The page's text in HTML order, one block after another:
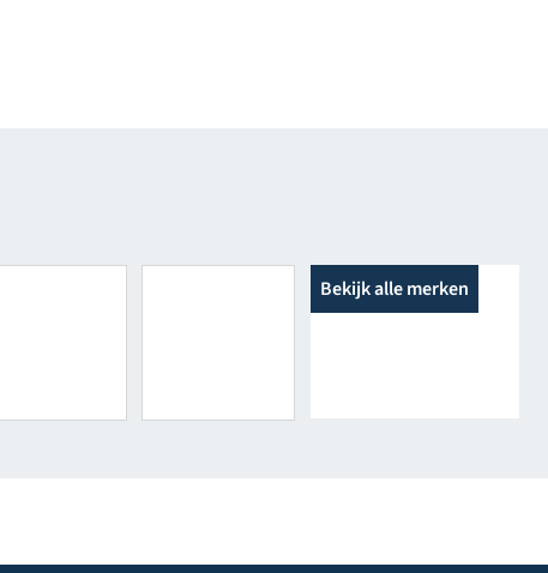
Bekijk alle merken